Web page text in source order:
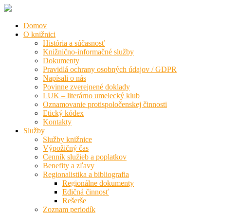
Domov
O knižnici
História a súčasnosť
Knižnično-informačné služby
Dokumenty
Pravidlá ochrany osobných údajov / GDPR
Napísali o nás
Povinne zverejnené doklady
LUK – literárno umelecký klub
Oznamovanie protispoločenskej činnosti
Etický kódex
Kontakty
Služby
Služby knižnice
Výpožičný čas
Cenník služieb a poplatkov
Benefity a zľavy
Regionalistika a bibliografia
Regionálne dokumenty
Edičná činnosť
Rešerše
Zoznam periodík